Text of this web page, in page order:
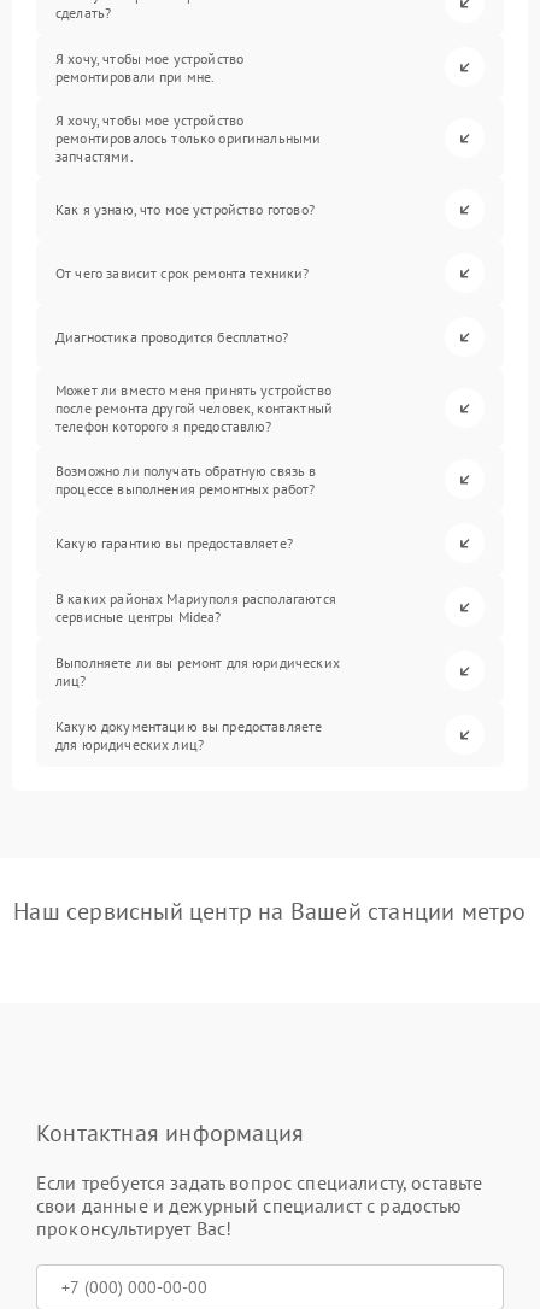
сделать?
Я хочу, чтобы мое устройство
ремонтировали при мне.
Я хочу, чтобы мое устройство
ремонтировалось только оригинальными
запчастями.
Как я узнаю, что мое устройство готово?
От чего зависит срок ремонта техники?
Диагностика проводится бесплатно?
Может ли вместо меня принять устройство
после ремонта другой человек, контактный
телефон которого я предоставлю?
Возможно ли получать обратную связь в
процессе выполнения ремонтных работ?
Какую гарантию вы предоставляете?
В каких районах Мариуполя располагаются
сервисные центры Midea?
Выполняете ли вы ремонт для юридических
лиц?
Какую документацию вы предоставляете
для юридических лиц?
Наш сервисный центр на Вашей станции метро
Контактная информация
Если требуется задать вопрос специалисту, оставьте
свои данные и дежурный специалист с радостью
проконсультирует Вас!